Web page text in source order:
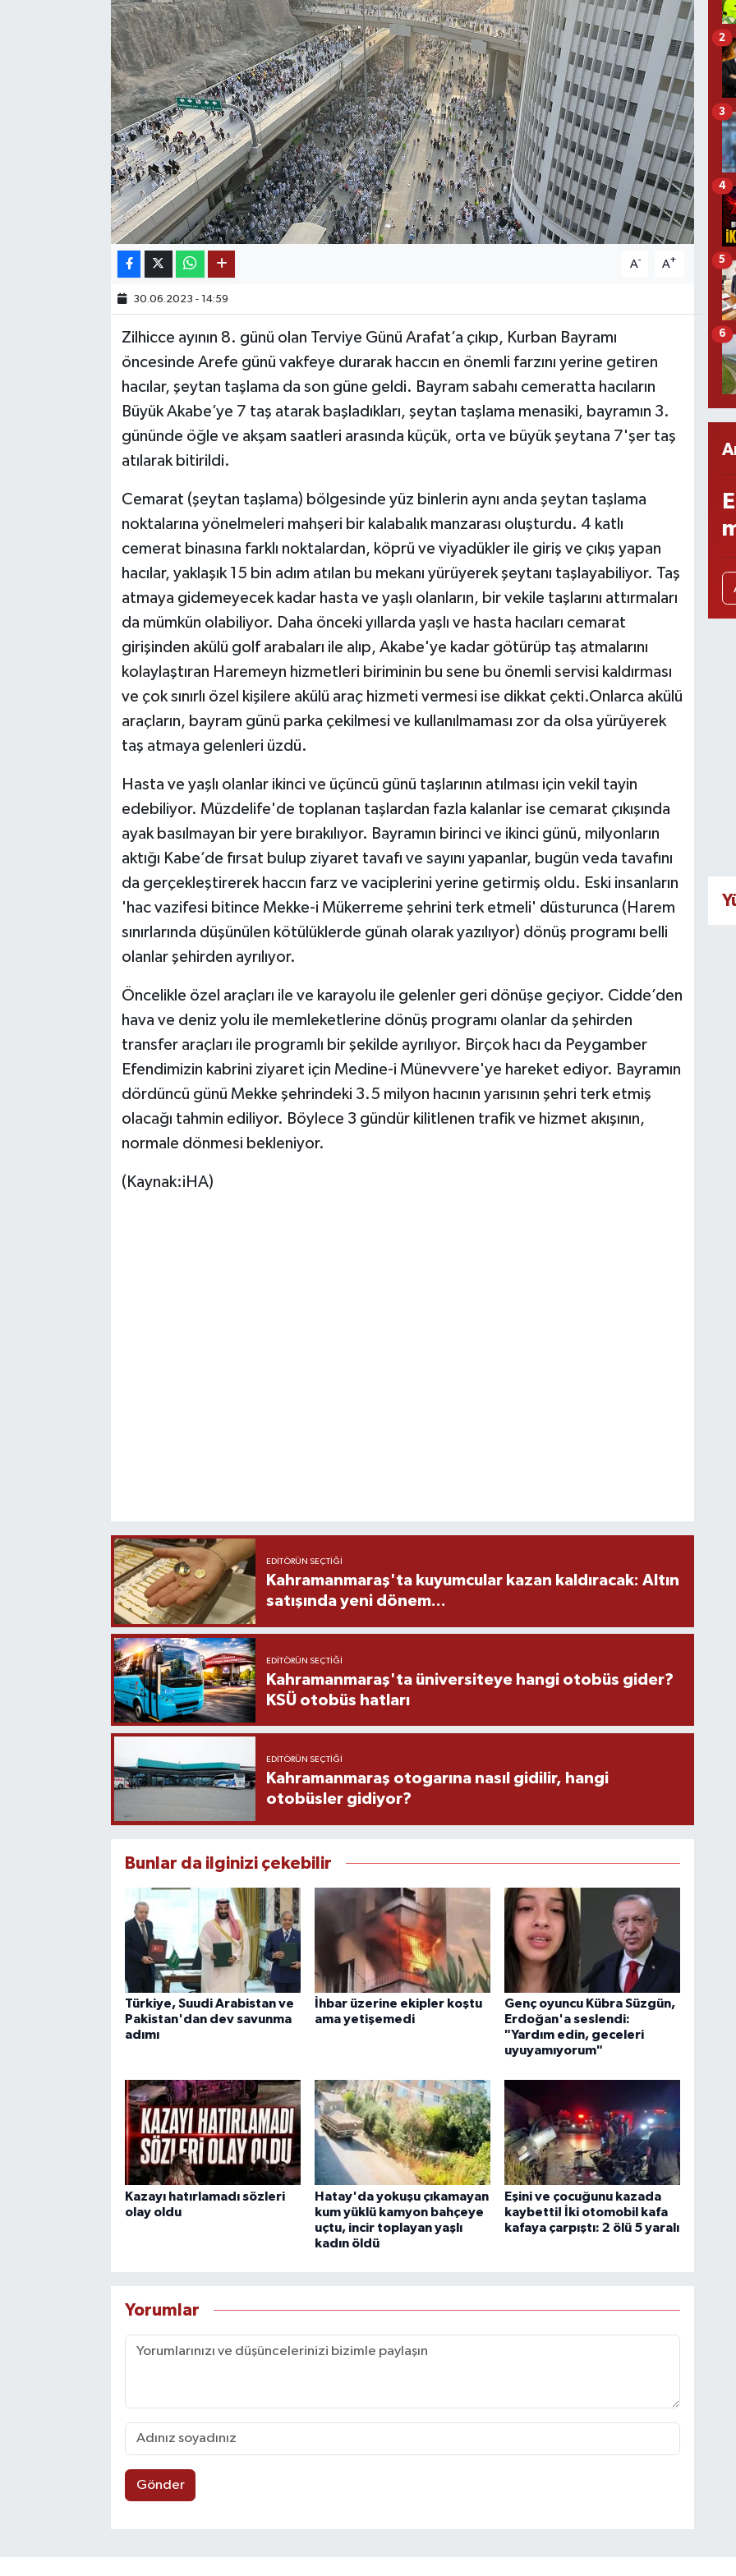
A- A+
30.06.2023 - 14:59
Zilhicce ayının 8. günü olan Terviye Günü Arafat’a çıkıp, Kurban Bayramı
öncesinde Arefe günü vakfeye durarak haccın en önemli farzını yerine getiren
hacılar, şeytan taşlama da son güne geldi. Bayram sabahı cemeratta hacıların
Büyük Akabe’ye 7 taş atarak başladıkları, şeytan taşlama menasiki, bayramın 3.
gününde öğle ve akşam saatleri arasında küçük, orta ve büyük şeytana 7'şer taş
atılarak bitirildi.
Cemarat (şeytan taşlama) bölgesinde yüz binlerin aynı anda şeytan taşlama
noktalarına yönelmeleri mahşeri bir kalabalık manzarası oluşturdu. 4 katlı
cemerat binasına farklı noktalardan, köprü ve viyadükler ile giriş ve çıkış yapan
hacılar, yaklaşık 15 bin adım atılan bu mekanı yürüyerek şeytanı taşlayabiliyor. Taş
atmaya gidemeyecek kadar hasta ve yaşlı olanların, bir vekile taşlarını attırmaları
da mümkün olabiliyor. Daha önceki yıllarda yaşlı ve hasta hacıları cemarat
girişinden akülü golf arabaları ile alıp, Akabe'ye kadar götürüp taş atmalarını
kolaylaştıran Haremeyn hizmetleri biriminin bu sene bu önemli servisi kaldırması
ve çok sınırlı özel kişilere akülü araç hizmeti vermesi ise dikkat çekti.Onlarca akülü
araçların, bayram günü parka çekilmesi ve kullanılmaması zor da olsa yürüyerek
taş atmaya gelenleri üzdü.
Hasta ve yaşlı olanlar ikinci ve üçüncü günü taşlarının atılması için vekil tayin
edebiliyor. Müzdelife'de toplanan taşlardan fazla kalanlar ise cemarat çıkışında
ayak basılmayan bir yere bırakılıyor. Bayramın birinci ve ikinci günü, milyonların
aktığı Kabe’de fırsat bulup ziyaret tavafı ve sayını yapanlar, bugün veda tavafını
da gerçekleştirerek haccın farz ve vaciplerini yerine getirmiş oldu. Eski insanların
'hac vazifesi bitince Mekke-i Mükerreme şehrini terk etmeli' düsturunca (Harem
sınırlarında düşünülen kötülüklerde günah olarak yazılıyor) dönüş programı belli
olanlar şehirden ayrılıyor.
Öncelikle özel araçları ile ve karayolu ile gelenler geri dönüşe geçiyor. Cidde’den
hava ve deniz yolu ile memleketlerine dönüş programı olanlar da şehirden
transfer araçları ile programlı bir şekilde ayrılıyor. Birçok hacı da Peygamber
Efendimizin kabrini ziyaret için Medine-i Münevvere'ye hareket ediyor. Bayramın
dördüncü günü Mekke şehrindeki 3.5 milyon hacının yarısının şehri terk etmiş
olacağı tahmin ediliyor. Böylece 3 gündür kilitlenen trafik ve hizmet akışının,
normale dönmesi bekleniyor.
(Kaynak:iHA)
EDITÖRÜN SEÇTIĞI
Kahramanmaraş'ta kuyumcular kazan kaldıracak: Altın
satışında yeni dönem...
EDITÖRÜN SEÇTIĞI
Kahramanmaraş'ta üniversiteye hangi otobüs gider?
KSÜ otobüs hatları
EDITÖRÜN SEÇTIĞI
Kahramanmaraş otogarına nasıl gidilir, hangi
otobüsler gidiyor?
Bunlar da ilginizi çekebilir
Türkiye, Suudi Arabistan ve
Pakistan'dan dev savunma
adımı
İhbar üzerine ekipler koştu
ama yetişemedi
Genç oyuncu Kübra Süzgün,
Erdoğan'a seslendi:
"Yardım edin, geceleri
uyuyamıyorum"
Kazayı hatırlamadı sözleri
olay oldu
Hatay'da yokuşu çıkamayan
kum yüklü kamyon bahçeye
uçtu, incir toplayan yaşlı
kadın öldü
Eşini ve çocuğunu kazada
kaybetti! İki otomobil kafa
kafaya çarpıştı: 2 ölü 5 yaralı
Yorumlar
Gönder
2
3
4
5
6
KÜLTÜR SANAT